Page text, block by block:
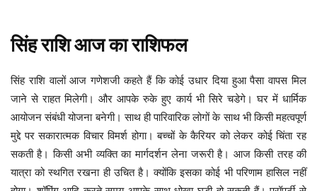
सिंहराशिआजकाराशिफल
सिंह राशि वालों आज गणेशजी कहते हैं कि कोई उधार दिया हुआ पैसा वापस मिल
जाने से राहत मिलेगी। और आपके रुके हुए कार्य भी सिरे चडेगे। घर में धार्मिक
आयोजन संबंधी योजना बनेगी। साथ ही पारिवारिक लोगों के साथ भी किसी महत्वपूर्ण
मुद्दे पर सकारात्मक विचार विमर्श होगा। बच्चों के कैरियर को लेकर कोई चिंता रह
सकती है। किसी अभी व्यक्ति का मार्गदर्शन लेना जरूरी है। आज किसी तरह की
यात्रा को स्थगित रखना ही उचित है। क्योंकि इसका कोई भी परिणाम हासिल नहीं